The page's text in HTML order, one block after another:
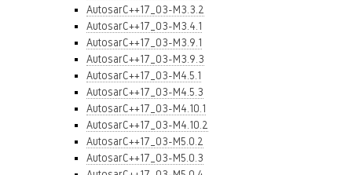
AutosarC++17_03-M3.3.2
AutosarC++17_03-M3.4.1
AutosarC++17_03-M3.9.1
AutosarC++17_03-M3.9.3
AutosarC++17_03-M4.5.1
AutosarC++17_03-M4.5.3
AutosarC++17_03-M4.10.1
AutosarC++17_03-M4.10.2
AutosarC++17_03-M5.0.2
AutosarC++17_03-M5.0.3